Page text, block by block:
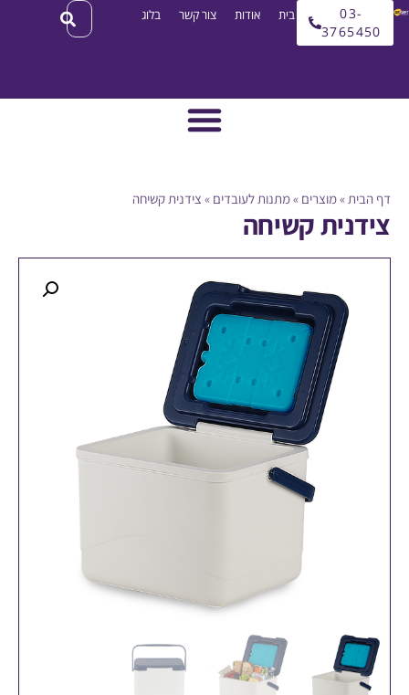
עמוד בית אודות צור קשר בלוג
»מוצרים»מתנות לעובדים»צידנית קשיחה
קשיחה